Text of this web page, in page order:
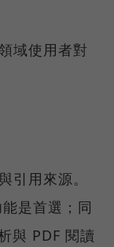
域使用者對
引用來源。
是首選；同
與 PDF 閱讀